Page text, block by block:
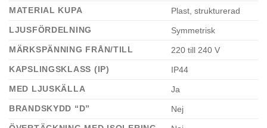
MATERIAL KUPA
Plast, strukturerad
LJUSFÖRDELNING
Symmetrisk
MÄRKSPÄNNING FRÅN/TILL
220 till 240 V
KAPSLINGSKLASS (IP)
IP44
MED LJUSKÄLLA
Ja
BRANDSKYDD “D”
Nej